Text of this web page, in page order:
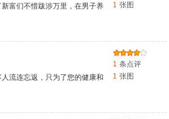
富们不惜跋涉万里，在男子养
1 张图
流连忘返，只为了您的健康和
1 条点评
1 张图